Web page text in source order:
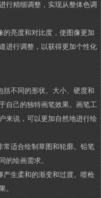
行精细调整，实现从整体色调
亮度和对比度，使图像更加
进行调整，以获得更加个性化
不同的形状、大小、硬度和
自己的独特画笔效果。画笔工
来说，可以更加自然地进行绘
常适合绘制草图和轮廓。铅笔
的绘画需求。
产生柔和的渐变和过渡。喷枪
。